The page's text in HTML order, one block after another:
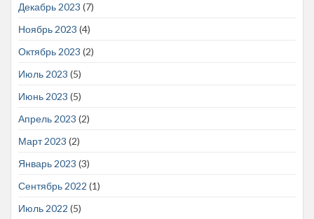
Декабрь 2023 (7)
Ноябрь 2023 (4)
Октябрь 2023 (2)
Июль 2023 (5)
Июнь 2023 (5)
Апрель 2023 (2)
Март 2023 (2)
Январь 2023 (3)
Сентябрь 2022 (1)
Июль 2022 (5)